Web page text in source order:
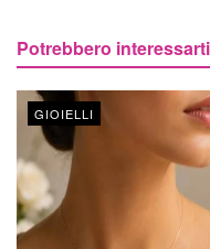
Potrebbero
GIOIELLI